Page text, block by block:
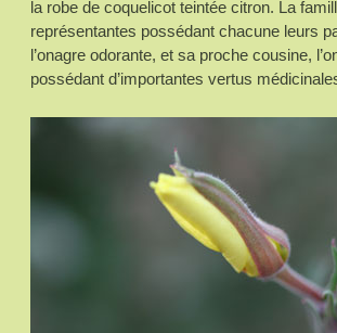
la robe de coquelicot teintée citron. La
représentantes possédant chacune leurs
l’onagre odorante, et sa proche cousine,
possédant d’importantes vertus